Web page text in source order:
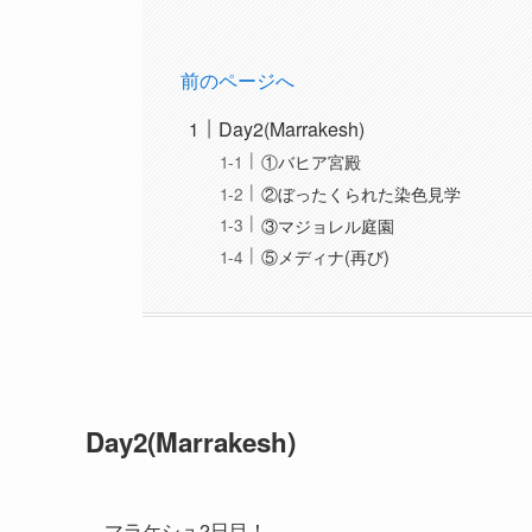
前のページへ
Day2(Marrakesh)
①バヒア宮殿
②ぼったくられた染色見学
③マジョレル庭園
⑤メディナ(再び)
Day2(Marrakesh)